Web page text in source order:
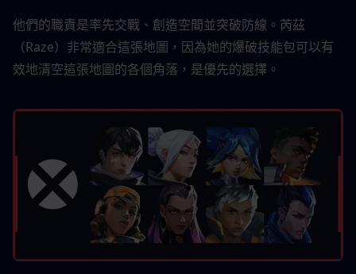
他們的職責是率先交戰、創造空間並突破防線。芮茲
（Raze）非常適合這張地圖，因為她的爆破技能包可以有
效地清空這張地圖的各個角落，是優先的選擇。